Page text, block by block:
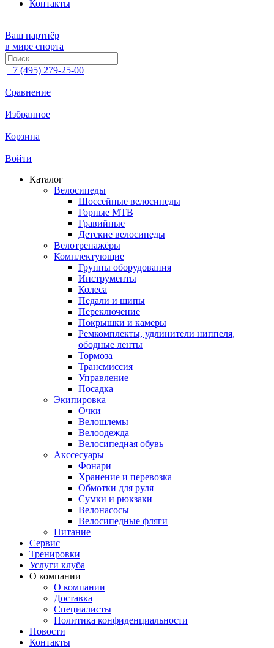
Контакты
Ваш партнёр
в мире спорта
+7 (495) 279-25-00
Сравнение
Избранное
Корзина
Войти
Каталог
Велосипеды
Шоссейные велосипеды
Горные МTB
Гравийные
Детские велосипеды
Велотренажёры
Комплектующие
Группы оборудования
Инструменты
Колеса
Педали и шипы
Переключение
Покрышки и камеры
Ремкомплекты, удлинители ниппеля,
ободные ленты
Тормоза
Трансмиссия
Управление
Посадка
Экипировка
Очки
Велошлемы
Велоодежда
Велосипедная обувь
Акссесуары
Фонари
Хранение и перевозка
Обмотки для руля
Сумки и рюкзаки
Велонасосы
Велосипедные фляги
Питание
Сервис
Тренировки
Услуги клуба
О компании
О компании
Доставка
Специалисты
Политика конфиденциальности
Новости
Контакты